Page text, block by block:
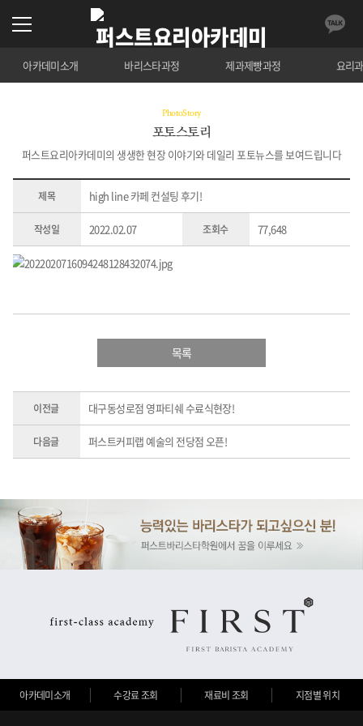
아카데미소개 바리스타과정 제과제빵과정 요리
PhotoStory
포토스토리
퍼스트요리아카데미의 생생한 현장 이야기와 데일리 포토뉴스를 보여드립니다
제목 high line 카페 컨설팅 후기!
작성일 2022.02.07 조회수 77,648
목록
이전글 대구동성로점 영파티쉐 수료식현장!
다음글 퍼스트커피랩 예술의 전당점 오픈!
아카데미소개 수강료 조회 재료비 조회 지점별 위치